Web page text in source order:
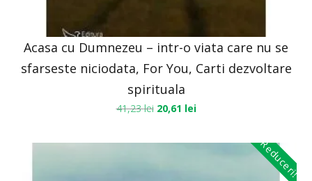
Acasa cu Dumnezeu – intr-o viata care nu se
sfarseste niciodata, For You, Carti dezvoltare
spirituala
41,23lei 20,61 lei
Reduceri!